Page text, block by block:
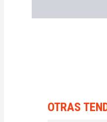
OTRAS